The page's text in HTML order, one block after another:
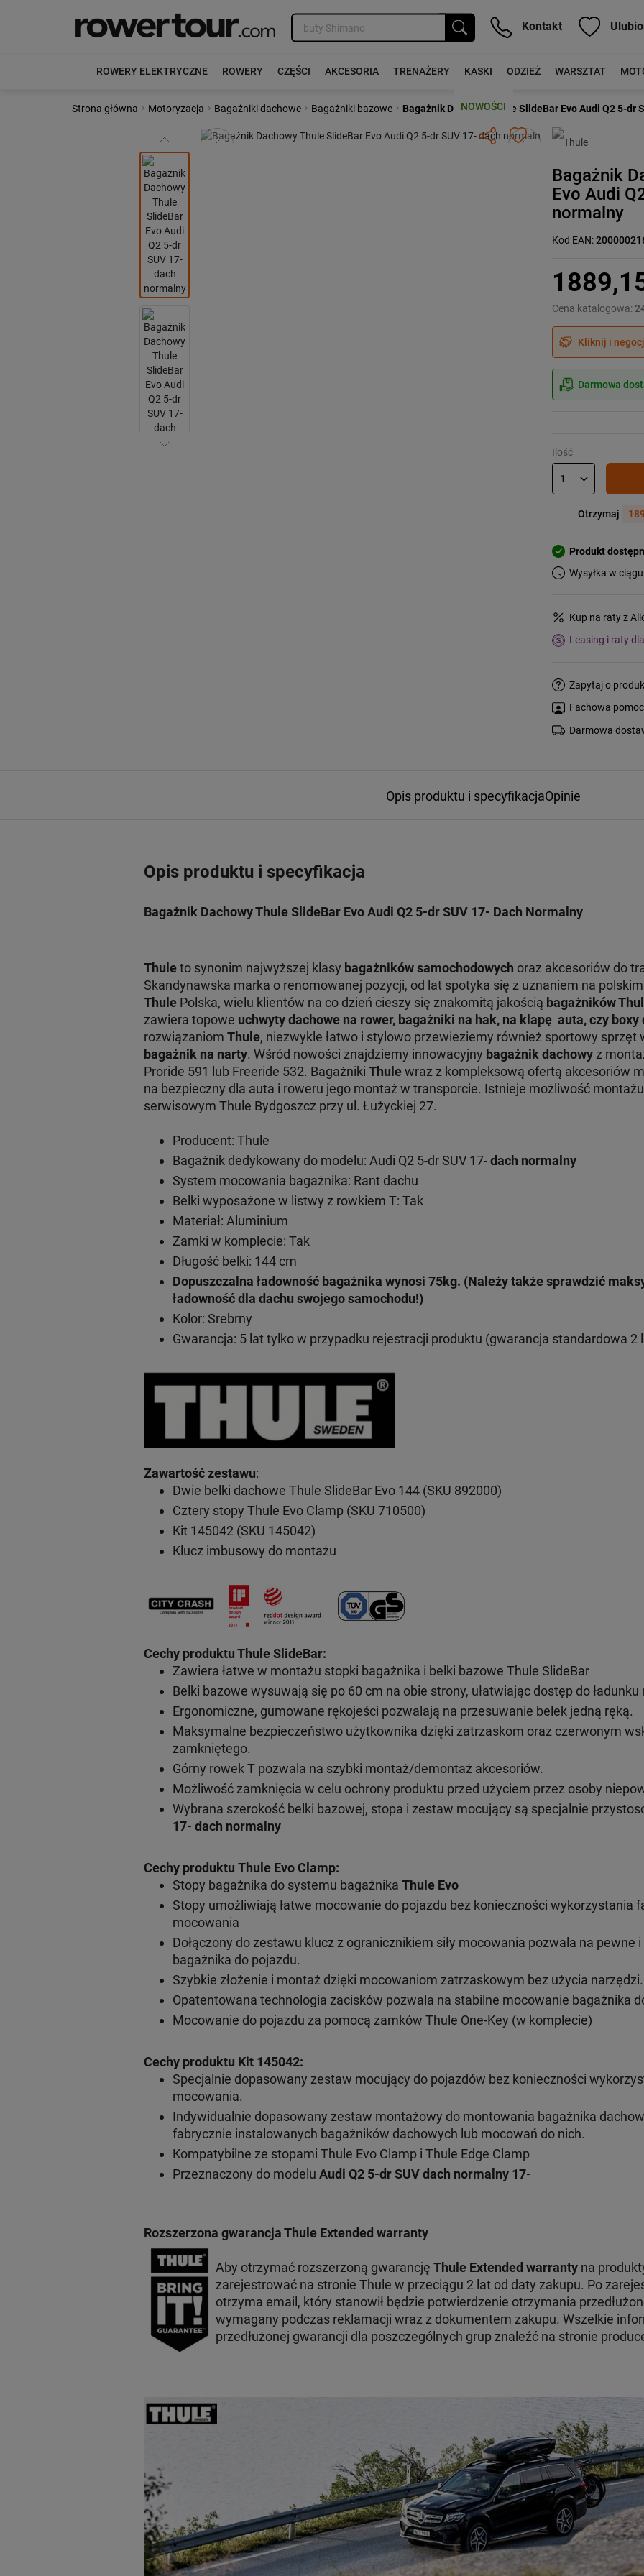
Kontakt
ROWERY ELEKTRYCZNE ROWERY CZĘŚCI AKCESORIA TRENAŻERY KASKI ODZIEŻ WARSZTAT
NOWOŚCI
Strona główna › Motoryzacja › Bagażniki dachowe › Bagażniki bazowe › Bagażnik Dachowy Thule SlideBar Evo Audi Q2 5-dr
Poprzedni Następny
Bagażnik
Evo Audi
normalny
Kod EAN:
Cena katalogowa:
Kliknij i
Darmowa
Ilość
Otrzymaj
Produkt
Wysyłka w
Kup na raty z
Leasing i raty
Zapytaj o
Fachowa
Darmowa
Opis produktu i specyfikacjaOpinie
Opis produktu i specyfikacja
Bagażnik Dachowy Thule SlideBar Evo Audi Q2 5-dr SUV 17- Dach Normalny
Thuleto synonim najwyższej klasy bagażników samochodowych oraz akcesoriów do
Skandynawska marka o renomowanej pozycji, od lat spotyka się z uznaniem na
ThulePolska, wielu klientów na co dzień cieszy się znakomitą jakością bagażników
zawiera topowe uchwyty dachowe na rower, bagażniki na hak, na klapę auta, czy boxy
rozwiązaniom Thule, niezwykle łatwo i stylowo przewieziemy również sportowy sprzęt
bagażnik na narty. Wśród nowości znajdziemy innowacyjny bagażnik dachowyz
Proride 591 lub Freeride 532. Bagażniki Thulewraz z kompleksową ofertą akcesoriów
na bezpieczny dla auta i roweru jego montaż w transporcie. Istnieje możliwość
serwisowym Thule Bydgoszcz przy ul. Łużyckiej 27.
Producent: Thule
Bagażnik dedykowany do modelu: Audi Q2 5-dr SUV 17-dach normalny
System mocowania bagażnika: Rant dachu
Belki wyposażone w listwy z rowkiem T: Tak
Materiał: Aluminium
Zamki w komplecie: Tak
Długość belki: 144 cm
Dopuszczalna ładowność bagażnika wynosi 75kg. (Należy także sprawdzić
ładowność dla dachu swojego samochodu!)
Kolor: Srebrny
Gwarancja: 5 lat tylko w przypadku rejestracji produktu (gwarancja standardowa 2
Zawartość zestawu:
Dwie belki dachowe Thule SlideBar Evo 144 (SKU 892000)
Cztery stopy Thule Evo Clamp (SKU 710500)
Kit 145042 (SKU 145042)
Klucz imbusowy do montażu
Cechy produktu Thule SlideBar:
Zawiera łatwe w montażu stopki bagażnika i belki bazowe Thule SlideBar
Belki bazowe wysuwają się po 60 cm na obie strony, ułatwiając dostęp do
Ergonomiczne, gumowane rękojeści pozwalają na przesuwanie belek jedną ręką.
Maksymalne bezpieczeństwo użytkownika dzięki zatrzaskom oraz czerwonym
zamkniętego.
Górny rowek T pozwala na szybki montaż/demontaż akcesoriów.
Możliwość zamknięcia w celu ochrony produktu przed użyciem przez osoby
Wybrana szerokość belki bazowej, stopa i zestaw mocujący są specjalnie
17- dach normalny
Cechy produktu Thule Evo Clamp:
Stopy bagażnika do systemu bagażnika Thule Evo
Stopy umożliwiają łatwe mocowanie do pojazdu bez konieczności wykorzystania
mocowania
Dołączony do zestawu klucz z ogranicznikiem siły mocowania pozwala na pewne
bagażnika do pojazdu.
Szybkie złożenie i montaż dzięki mocowaniom zatrzaskowym bez użycia narzędzi.
Opatentowana technologia zacisków pozwala na stabilne mocowanie bagażnika
Mocowanie do pojazdu za pomocą zamków Thule One-Key (w komplecie)
Cechy produktu Kit 145042:
Specjalnie dopasowany zestaw mocujący do pojazdów bez konieczności
mocowania.
Indywidualnie dopasowany zestaw montażowy do montowania bagażnika
fabrycznie instalowanych bagażników dachowych lub mocowań do nich.
Kompatybilne ze stopami Thule Evo Clamp i Thule Edge Clamp
Przeznaczony do modelu Audi Q2 5-dr SUV dach normalny 17-
Rozszerzona gwarancja Thule Extended warranty
Aby otrzymać rozszerzoną gwarancję Thule Extended warrantyna
zarejestrować na stronie Thule w przeciągu 2 lat od daty zakupu. Po
otrzyma email, który stanowił będzie potwierdzenie otrzymania
wymagany podczas reklamacji wraz z dokumentem zakupu. Wszelkie
przedłużonej gwarancji dla poszczególnych grup znaleźć na stronie